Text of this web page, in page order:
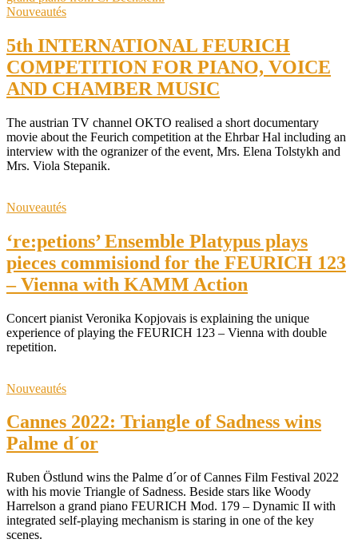
Nouveautés
5th INTERNATIONAL FEURICH
COMPETITION FOR PIANO, VOICE
AND CHAMBER MUSIC
The austrian TV channel OKTO realised a short documentary
movie about the Feurich competition at the Ehrbar Hal including an
interview with the ogranizer of the event, Mrs. Elena Tolstykh and
Mrs. Viola Stepanik.
Nouveautés
‘re:petions’ Ensemble Platypus plays
pieces commisiond for the FEURICH 123
– Vienna with KAMM Action
Concert pianist Veronika Kopjovais is explaining the unique
experience of playing the FEURICH 123 – Vienna with double
repetition.
Nouveautés
Cannes 2022: Triangle of Sadness wins
Palme d´or
Ruben Östlund wins the Palme d´or of Cannes Film Festival 2022
with his movie Triangle of Sadness. Beside stars like Woody
Harrelson a grand piano FEURICH Mod. 179 – Dynamic II with
integrated self-playing mechanism is staring in one of the key
scenes.